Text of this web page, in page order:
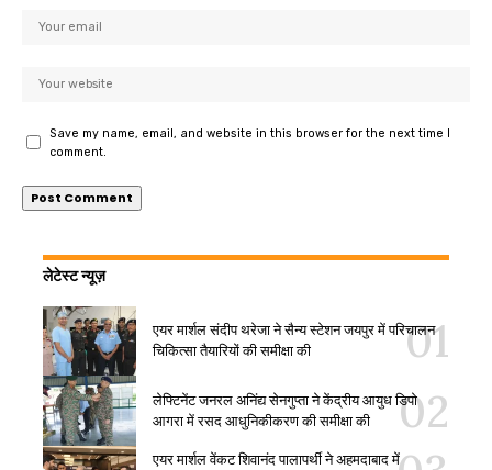
Save my name, email, and website in this browser for the next time I
comment.
लेटेस्ट न्यूज़
एयर मार्शल संदीप थरेजा ने सैन्य स्टेशन जयपुर में परिचालन
चिकित्सा तैयारियों की समीक्षा की
लेफ्टिनेंट जनरल अनिंद्य सेनगुप्ता ने केंद्रीय आयुध डिपो
आगरा में रसद आधुनिकीकरण की समीक्षा की
एयर मार्शल वेंकट शिवानंद पालापर्थी ने अहमदाबाद में